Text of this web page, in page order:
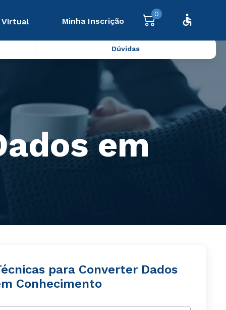
Virtual Minha Inscrição
0
Dúvidas
em
para Converter Dados
Conhecimento